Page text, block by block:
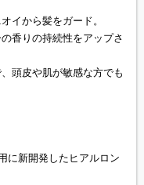
イから髪をガード。
香りの持続性をアップさ
頭皮や肌が敏感な方でも
に新開発したヒアルロン